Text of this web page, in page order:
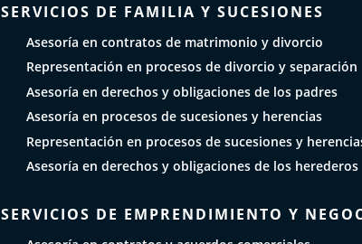
SERVICIOS DE FAMILIA Y SUCESIONES
Asesoría en contratos de matrimonio y divorcio
Representación en procesos de divorcio y separación
Asesoría en derechos y obligaciones de los padres
Asesoría en procesos de sucesiones y herencias
Representación en procesos de sucesiones y
Asesoría en derechos y obligaciones de los herederos
SERVICIOS DE EMPRENDIMIENTO Y